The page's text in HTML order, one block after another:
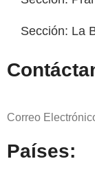
Sección: La
Correo
Países: